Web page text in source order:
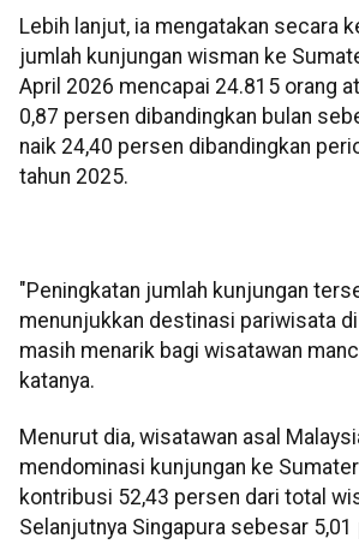
Lebih lanjut, ia mengatakan secara
jumlah kunjungan wisman ke
April 2026 mencapai 24.815 orang
0,87 persen dibandingkan bulan
naik 24,40 persen dibandingkan
tahun 2025.
"Peningkatan jumlah kunjungan
menunjukkan destinasi pariwisata
masih menarik bagi wisatawan
katanya.
Menurut dia, wisatawan asal
mendominasi kunjungan ke
kontribusi 52,43 persen dari total
Selanjutnya Singapura sebesar